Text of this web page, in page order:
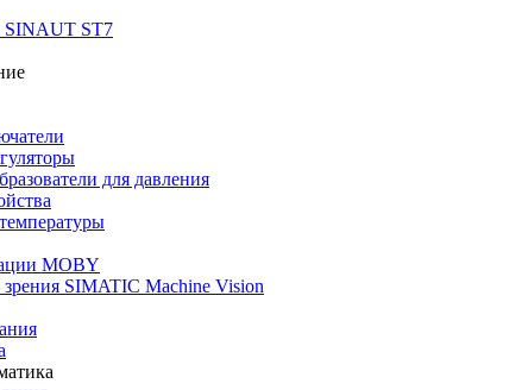
SINAUT ST7
для давления
MOBY
SIMATIC Machine Vision